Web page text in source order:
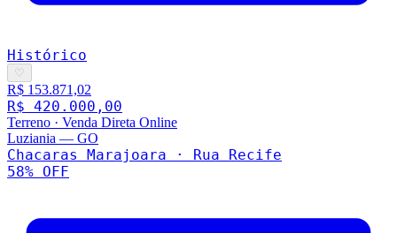
Histórico
♡
R$ 153.871,02
R$ 420.000,00
Terreno · Venda Direta Online
Luziania — GO
Chacaras Marajoara · Rua Recife
58% OFF